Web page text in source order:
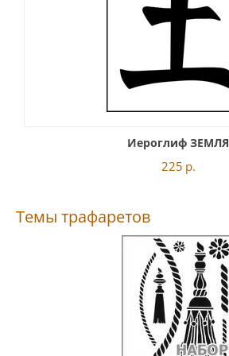
Иероглиф ЗЕМЛЯ
225 р.
Темы трафаретов